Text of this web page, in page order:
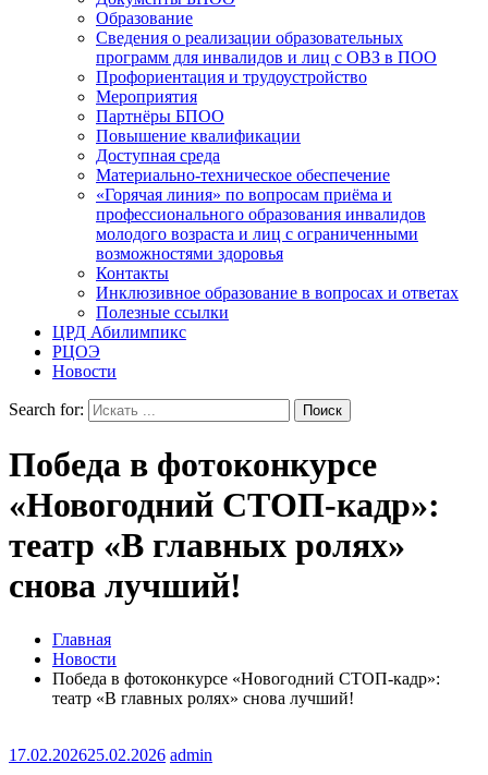
Образование
Сведения о реализации образовательных
программ для инвалидов и лиц с ОВЗ в ПОО
Профориентация и трудоустройство
Мероприятия
Партнёры БПОО
Повышение квалификации
Доступная среда
Материально-техническое обеспечение
«Горячая линия» по вопросам приёма и
профессионального образования инвалидов
молодого возраста и лиц с ограниченными
возможностями здоровья
Контакты
Инклюзивное образование в вопросах и ответах
Полезные ссылки
ЦРД Абилимпикс
РЦОЭ
Новости
Search for:
Победа в фотоконкурсе
«Новогодний СТОП-кадр»:
театр «В главных ролях»
снова лучший!
Главная
Новости
Победа в фотоконкурсе «Новогодний СТОП-кадр»:
театр «В главных ролях» снова лучший!
17.02.202625.02.2026 admin